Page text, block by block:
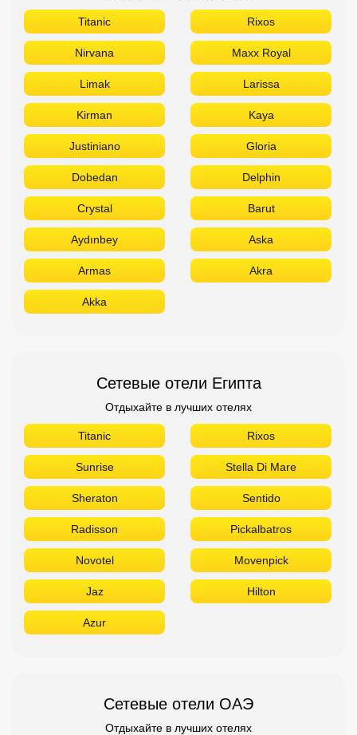
Titanic Rixos
Nirvana Maxx Royal
Limak Larissa
Kirman Kaya
Justiniano Gloria
Dobedan Delphin
Crystal Barut
Aydınbey Aska
Armas Akra
Akka
Сетевые отели Египта
Отдыхайте в лучших отелях
Titanic Rixos
Sunrise Stella Di Mare
Sheraton Sentido
Radisson Pickalbatros
Novotel Movenpick
Jaz Hilton
Azur
Сетевые отели ОАЭ
Отдыхайте в лучших отелях